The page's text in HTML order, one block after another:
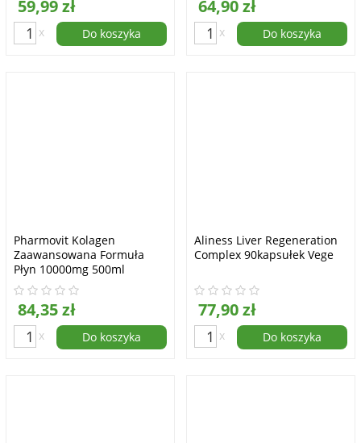
59,99 zł
x Do koszyka
64,90 zł
x Do koszyka
Pharmovit Kolagen
Zaawansowana Formuła
Płyn 10000mg 500ml
84,35 zł
x Do koszyka
Aliness Liver Regeneration
Complex 90kapsułek Vege
77,90 zł
x Do koszyka